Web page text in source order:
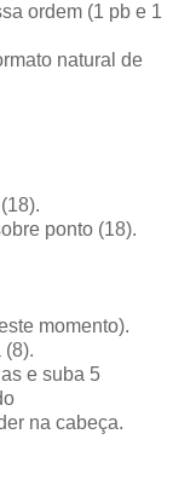
ordem (1 pb e 1
natural de
ponto (18).
momento).
(8).
e suba 5
na cabeça.